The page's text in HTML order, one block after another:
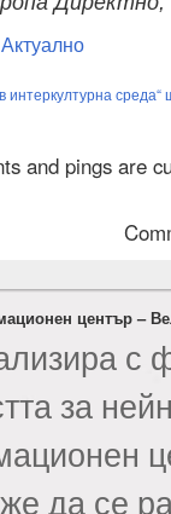
Актуално
интеркултурна
and pings are
център –
с
за
да се